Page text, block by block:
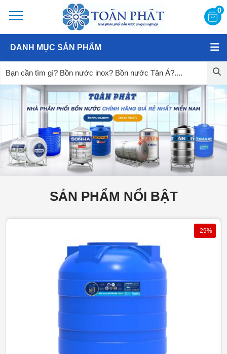
0
DANH MỤC SẢN PHẨM
SẢN PHẨM NỔI BẬT
-29%